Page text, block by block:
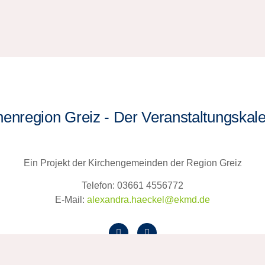
Greiz - Der
Ein Projekt der Kirchengemeinden der Region Greiz
Telefon: 03661 4556772
E-Mail: alexandra.haeckel@ekmd.de